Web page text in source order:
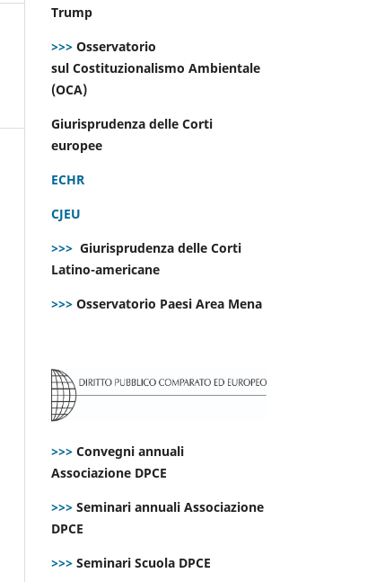
Trump
>>> Osservatorio
sul Costituzionalismo Ambientale
(OCA)
Giurisprudenza delle Corti
europee
ECHR
CJEU
>>> Giurisprudenza delle Corti
Latino-americane
>>> Osservatorio Paesi Area Mena
>>> Convegni annuali
Associazione DPCE
>>> Seminari annuali Associazione
DPCE
>>> Seminari Scuola DPCE